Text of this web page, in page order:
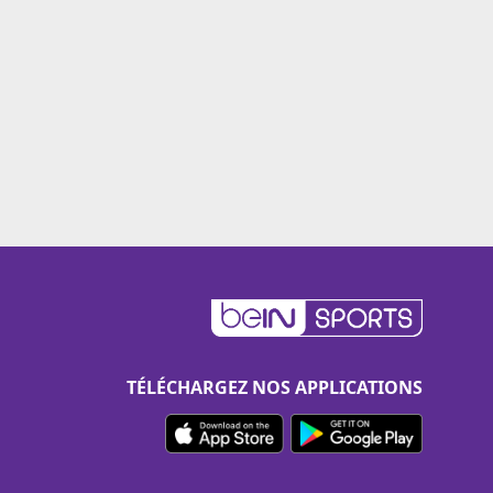
TÉLÉCHARGEZ NOS APPLICATIONS